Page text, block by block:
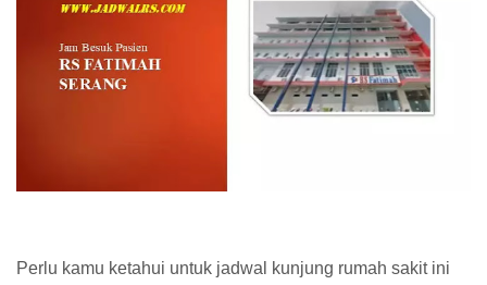
Perlu kamu ketahui untuk jadwal kunjung rumah sakit ini